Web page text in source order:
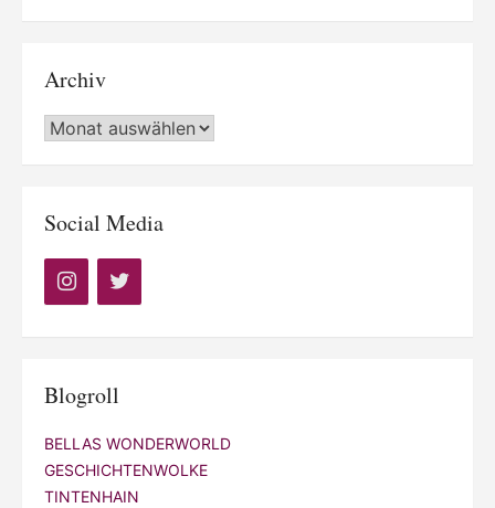
Archiv
Archiv
Social Media
Blogroll
BELLAS WONDERWORLD
GESCHICHTENWOLKE
TINTENHAIN